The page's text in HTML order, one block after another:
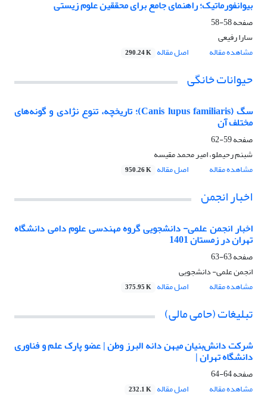
بیوانفورماتیک؛ راهنمای جامع برای محققین علوم زیستی
صفحه58-58
سارا رفیعی
مشاهده مقاله
اصل مقاله 290.24 K
حیوانات خانگی
سگ (Canis lupus familiaris)؛ تاریخچه، تنوع نژادی و گونه‌های
مختلف آن
صفحه59-62
شبنم رحیملو، امیر محمد مقیسه
مشاهده مقاله
اصل مقاله 950.26 K
اخبار انجمن
اخبار انجمن علمی- دانشجویی گروه مهندسی علوم دامی دانشگاه
تهران در زمستان 1401
صفحه63-63
انجمن علمی- دانشجویی
مشاهده مقاله
اصل مقاله 375.95 K
تبلیغات (حامی مالی)
شرکت دانش‌بنیان میهن دانه البرز وطن | عضو پارک علم و فناوری
دانشگاه تهران |
صفحه64-64
مشاهده مقاله
اصل مقاله 232.1 K